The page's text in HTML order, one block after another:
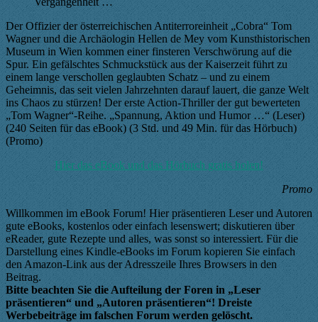
Der Offizier der österreichischen Antiterroreinheit „Cobra“ Tom
Wagner und die Archäologin Hellen de Mey vom Kunsthistorischen
Museum in Wien kommen einer finsteren Verschwörung auf die
Spur. Ein gefälschtes Schmuckstück aus der Kaiserzeit führt zu
einem lange verschollen geglaubten Schatz – und zu einem
Geheimnis, das seit vielen Jahrzehnten darauf lauert, die ganze Welt
ins Chaos zu stürzen! Der erste Action-Thriller der gut bewerteten
„Tom Wagner“-Reihe. „Spannung, Aktion und Humor …“ (Leser)
(240 Seiten für das eBook) (3 Std. und 49 Min. für das Hörbuch)
(Promo)
Hier das eBook und das Hörbuch gratis holen!
Promo
Willkommen im eBook Forum! Hier präsentieren Leser und Autoren
gute eBooks, kostenlos oder einfach lesenswert; diskutieren über
eReader, gute Rezepte und alles, was sonst so interessiert. Für die
Darstellung eines Kindle-eBooks im Forum kopieren Sie einfach
den Amazon-Link aus der Adresszeile Ihres Browsers in den
Beitrag.
Bitte beachten Sie die Aufteilung der Foren in „Leser
präsentieren“ und „Autoren präsentieren“! Dreiste
Werbebeiträge im falschen Forum werden gelöscht.